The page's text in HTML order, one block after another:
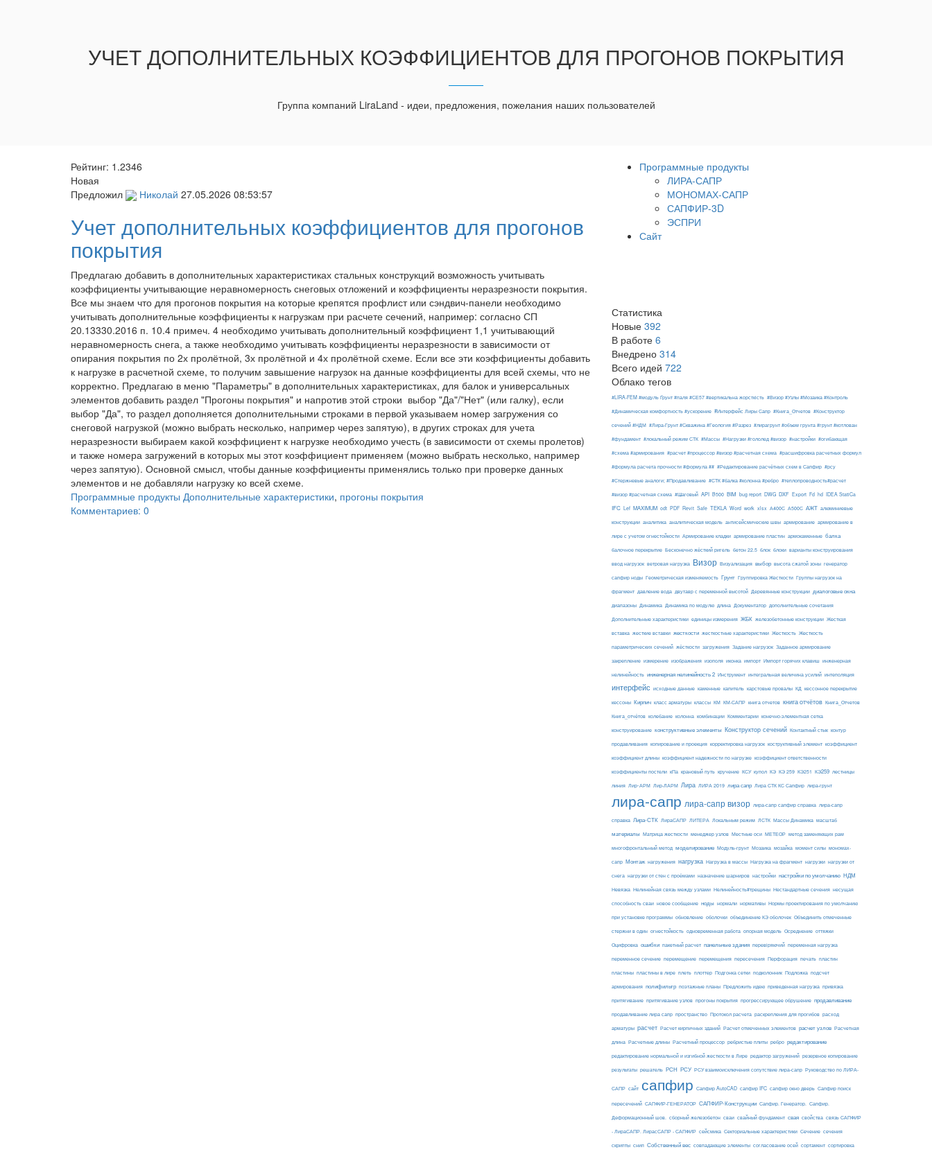
УЧЕТ ДОПОЛНИТЕЛЬНЫХ КОЭФФИЦИЕНТОВ ДЛЯ ПРОГОНОВ ПОКРЫТИЯ
Группа компаний LiraLand - идеи, предложения, пожелания наших пользователей
Рейтинг: 1.2346
Новая
Предложил
Николай 27.05.2026 08:53:57
Учет дополнительных коэффициентов для прогонов
покрытия
Предлагаю добавить в дополнительных характеристиках стальных конструкций возможность учитывать
коэффициенты учитывающие неравномерность снеговых отложений и коэффициенты неразрезности покрытия.
Все мы знаем что для прогонов покрытия на которые крепятся профлист или сэндвич-панели необходимо
учитывать дополнительные коэффициенты к нагрузкам при расчете сечений, например: согласно СП
20.13330.2016 п. 10.4 примеч. 4 необходимо учитывать дополнительный коэффициент 1,1 учитывающий
неравномерность снега, а также необходимо учитывать коэффициенты неразрезности в зависимости от
опирания покрытия по 2х пролётной, 3х пролётной и 4х пролётной схеме. Если все эти коэффициенты добавить
к нагрузке в расчетной схеме, то получим завышение нагрузок на данные коэффициенты для всей схемы, что не
корректно. Предлагаю в меню "Параметры" в дополнительных характеристиках, для балок и универсальных
элементов добавить раздел "Прогоны покрытия" и напротив этой строки выбор "Да"/"Нет" (или галку), если
выбор "Да", то раздел дополняется дополнительными строками в первой указываем номер загружения со
снеговой нагрузкой (можно выбрать несколько, например через запятую), в других строках для учета
неразрезности выбираем какой коэффициент к нагрузке необходимо учесть (в зависимости от схемы пролетов)
и также номера загружений в которых мы этот коэффициент применяем (можно выбрать несколько, например
через запятую). Основной смысл, чтобы данные коэффициенты применялись только при проверке данных
элементов и не добавляли нагрузку ко всей схеме.
Программные продукты Дополнительные характеристики, прогоны покрытия
Комментариев: 0
Программные продукты
ЛИРА-САПР
МОНОМАХ-САПР
САПФИР-3D
ЭСПРИ
Сайт
Статистика
Новые 392
В работе 6
Внедрено 314
Всего идей 722
Облако тегов
#LIRA-FEM #модуль Ґрунт #паля #СЕ57 #вертикальна жорсткість #Визор #Узлы #Мозаика #Контроль
#Динамическая комфортность #ускорение #Интерфейс Лиры Сапр #Книга_Отчетов #Конструктор
сечений #НДМ #Лира-Грунт #Скважина #Геология #Разрез #лирагрунт #объем грунта #грунт #котлован
#фундамент #локальный режим СТК #Массы #Нагрузки #гололед #визор #настройки #огибающая
#схема #армирования #расчет #процессор #визор #расчетная схема #расшифровка расчетных формул
#формула расчета прочности #формула ## #Редактирование расчётных схем в Сапфир #рсу
#Стержневые аналоги; #Продавливание #СТК #балка #колонна #ребро #теплопроводность#расчет
#визор #расчетная схема #Шаговый API B500 BIM bug report DWG DXF Export Fd hd IDEA StatiCa
IFC Lef MAXIMUM odt PDF Revit Safe TEKLA Word work xlsx А400С А500С АЖТ алюминиевые
конструкции аналитика аналитическая модель антисейсмические швы армирование армирование в
лире с учетом огнестойкости Армирование кладки армирование пластин армокаменные балка
балочное перекрытие Бесконечно жёсткий ригель бетон 22.5 блок блоки варианты конструирования
ввод нагрузок ветровая нагрузка Визор Визуализация выбор высота сжатой зоны генератор
сапфир ноды Геометрическая изменяемость Грунт Группировка Жесткости Группы нагрузок на
фрагмент давление вода двутавр с переменной высотой Деревянные конструкции диалоговые окна
диапазоны Динамика Динамика по модулю длина Документатор дополнительные сочетания
Дополнительные характеристики единицы измерения ЖБК железобетонные конструкции Жесткая
вставка жесткие вставки жесткости жесткостные характеристики Жесткость Жесткость
параметрических сечений жёсткости загружения Задание нагрузок Заданное армирование
закрепление измерение изображения изополя иконка импорт Импорт горячих клавиш инженерная
нелинейность инженерная нелинейность 2 Инструмент интегральная величина усилий интеполяция
интерфейс исходные данные каменные капитель карстовые провалы КД кессонное перекрытие
кессоны Кирпич класс арматуры классы КМ КМ-САПР книга отчетов книга отчётов Книга_Отчетов
Книга_отчётов колебание колонна комбинации Комментарии конечно-элементная сетка
конструирование конструктивные элементы Конструктор сечений Контактный стык контур
продавливания копирование и проекция корректировка нагрузок коструктивный элемент коэффициент
коэффициент длины коэффициент надежности по нагрузке коэффициент ответственности
коэффициенты постели кПа крановый путь кручение КСУ купол КЭ КЭ 259 КЭ251 КЭ259 лестницы
линия Лир-АРМ Лир-ЛАРМ Лира ЛИРА 2019 лира сапр Лира СТК КС Сапфир лира-грунт
лира-сапр лира-сапр визор лира-сапр сапфир справка лира-сапр
справка Лира-СТК ЛираСАПР ЛИТЕРА Локальным режим ЛСТК Массы Динамика масштаб
материалы Матрица жесткости менеджер узлов Местные оси МЕТЕОР метод заменяющих рам
многофронтальный метод моделирование Модуль-грунт Мозаика мозайка момент силы мономах-
сапр Монтаж нагружения нагрузка Нагрузка в массы Нагрузка на фрагмент нагрузки нагрузки от
снега нагрузки от стен с проёмами назначение шарниров настройки настройки по умолчанию НДМ
Невязка Нелинейная связь между узлами Нелинейность#трещины Нестандартные сечения несущая
способность сваи новое сообщение ноды нормали нормативы Нормы проектирования по умолчанию
при установке программы обновление оболочки объединение КЭ оболочек Объединить отмеченные
стержни в один огнестойкость одновременная работа опорная модель Осреднение оттяжки
Оцифровка ошибки пакетный расчет панельные здания перевіряючий переменная нагрузка
переменное сечение перемещение перемещения пересечения Перфорация печать пластин
пластины пластины в лире плеть плоттер Подгонка сетки подколонник Подложка подсчет
армирования полифильтр поэтажные планы Предложить идею приведенная нагрузка привязка
притягивание притягивание узлов прогоны покрытия прогрессирующее обрушение продавливание
продавливание лира сапр пространство Протокол расчета раскрепления для прогибов расход
арматуры расчет Расчет кирпичных зданий Расчет отмеченных элементов расчет узлов Расчетная
длина Расчетные длины Расчетный процессор ребристые плиты ребро редактирование
редактирование нормальной и изгибной жесткости в Лире редактор загружений резервное копирование
результаты решатель РСН РСУ РСУ взаимоисключения сопутствие лира-сапр Руководство по ЛИРА-
САПР сайт сапфир Сапфир AutoCAD сапфир IFC сапфир окно дверь Сапфир поиск
пересечений САПФИР-ГЕНЕРАТОР САПФИР-Конструкции Сапфир. Генератор. Сапфир.
Деформационный шов. сборный железобетон сваи свайный фундамент свая свойства связь САПФИР
- ЛираСАПР. ЛирасСАПР - САПФИР сейсмика Секториальные характеристики Сечение сечения
скрипты снип Собственный вес совпадающие элементы согласование осей сортамент сортировка